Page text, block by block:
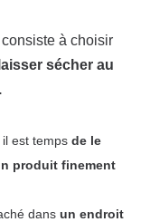
à choisir
sécher au
il est temps de le
produit finement
dans un endroit